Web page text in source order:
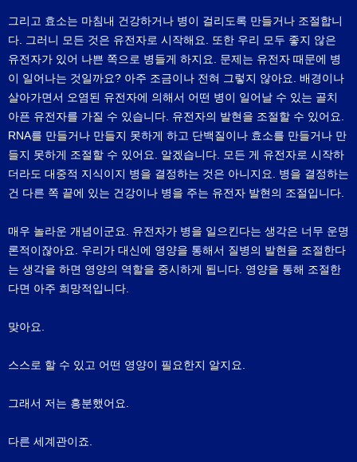
그리고 효소는 마침내 건강하거나 병이 걸리도록 만들거나 조절합니
다. 그러니 모든 것은 유전자로 시작해요. 또한 우리 모두 좋지 않은
유전자가 있어 나쁜 쪽으로 병들게 하지요. 문제는 유전자 때문에 병
이 일어나는 것일까요? 아주 조금이나 전혀 그렇지 않아요. 배경이나
살아가면서 오염된 유전자에 의해서 어떤 병이 일어날 수 있는 골치
아픈 유전자를 가질 수 있습니다. 유전자의 발현을 조절할 수 있어요.
RNA를 만들거나 만들지 못하게 하고 단백질이나 효소를 만들거나 만
들지 못하게 조절할 수 있어요. 알겠습니다. 모든 게 유전자로 시작하
더라도 대중적 지식이지 병을 결정하는 것은 아니지요. 병을 결정하는
건 다른 쪽 끝에 있는 건강이나 병을 주는 유전자 발현의 조절입니다.
매우 놀라운 개념이군요. 유전자가 병을 일으킨다는 생각은 너무 운명
론적이잖아요. 우리가 대신에 영양을 통해서 질병의 발현을 조절한다
는 생각을 하면 영양의 역할을 중시하게 됩니다. 영양을 통해 조절한
다면 아주 희망적입니다.
맞아요.
스스로 할 수 있고 어떤 영양이 필요한지 알지요.
그래서 저는 흥분했어요.
다른 세계관이죠.